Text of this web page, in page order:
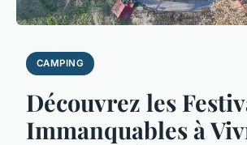
CAMPING
Découvrez les
Immanquables à